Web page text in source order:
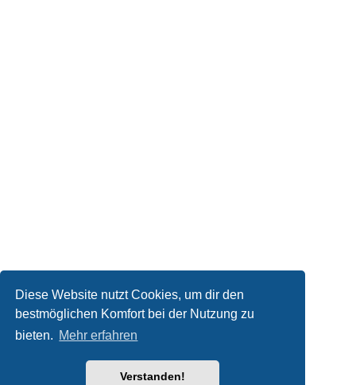
Diese Website nutzt Cookies, um dir den
bestmöglichen Komfort bei der Nutzung zu
bieten. Mehr erfahren
Verstanden!